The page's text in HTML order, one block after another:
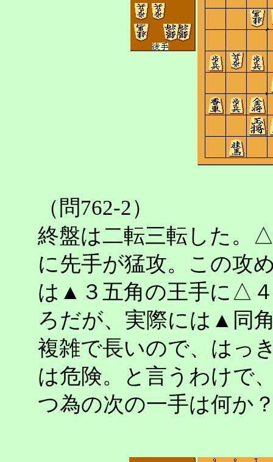
（問762-2）
終盤は二転三転した。
に先手が猛攻。この攻
は▲３五角の王手に△
ろだが、実際には▲同
複雑で長いので、はっ
は危険。と言うわけで
つ為の次の一手は何か